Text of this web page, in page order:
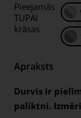
Pieejamās
TUPAI
krāsas
Apraksts
Durvis ir
paliktni.